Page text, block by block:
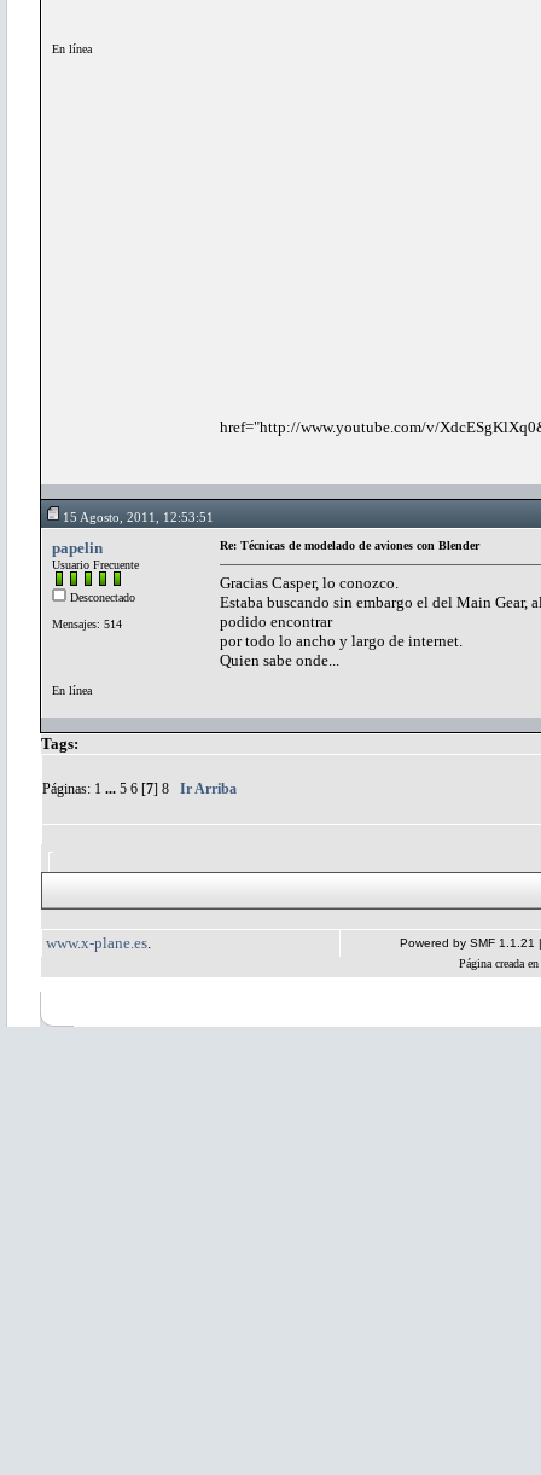
En línea
href="http://www.youtube.com/v/
15 Agosto, 2011, 12:53:51
papelin
Usuario Frecuente
Desconectado
Mensajes: 514
En línea
Re: Técnicas de modelado de aviones con Blender
Gracias Casper, lo conozco.
Estaba buscando sin embargo el del Main Gear,
podido encontrar
por todo lo ancho y largo de internet.
Quien sabe onde...
Tags:
Páginas: 1 ... 5 6 [7] 8 Ir Arriba
www.x-plane.es Powered by SMF 1.1.21
Página creada